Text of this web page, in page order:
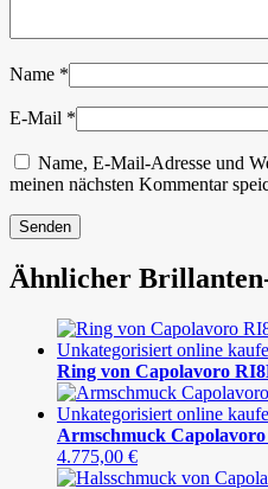
Name *
E-Mail *
Name, E-Mail-Adresse und
meinen nächsten Kommentar
Ähnlicher
Ring von Capolavoro
Armschmuck
4.775,00 €